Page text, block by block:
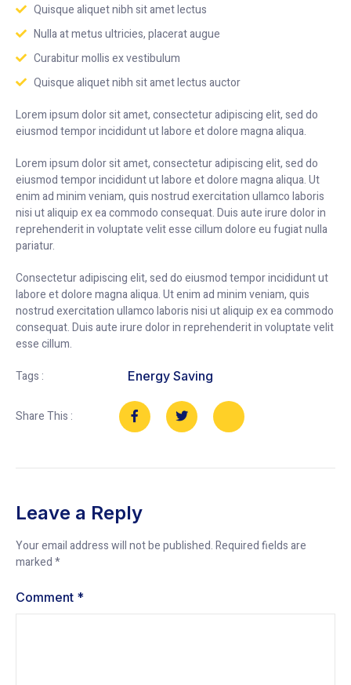
Quisque aliquet nibh sit amet lectus
Nulla at metus ultricies, placerat augue
Curabitur mollis ex vestibulum
Quisque aliquet nibh sit amet lectus auctor
Lorem ipsum dolor sit amet, consectetur adipiscing elit, sed do
eiusmod tempor incididunt ut labore et dolore magna aliqua.
Lorem ipsum dolor sit amet, consectetur adipiscing elit, sed do
eiusmod tempor incididunt ut labore et dolore magna aliqua. Ut
enim ad minim veniam, quis nostrud exercitation ullamco laboris
nisi ut aliquip ex ea commodo consequat. Duis aute irure dolor in
reprehenderit in voluptate velit esse cillum dolore eu fugiat nulla
pariatur.
Consectetur adipiscing elit, sed do eiusmod tempor incididunt ut
labore et dolore magna aliqua. Ut enim ad minim veniam, quis
nostrud exercitation ullamco laboris nisi ut aliquip ex ea commodo
consequat. Duis aute irure dolor in reprehenderit in voluptate velit
esse cillum.
Tags :
Energy Saving
Share This :
Leave a Reply
Your email address will not be published.Required fields are
marked*
Comment *